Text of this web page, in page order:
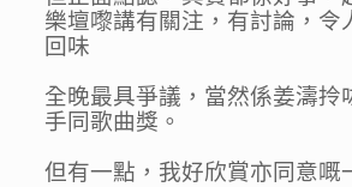
樂壇嚟講有關注，有討論，令
回味
全晚最具爭議，當然係姜濤拎
手同歌曲獎。
但有一點，我好欣賞亦同意嘅